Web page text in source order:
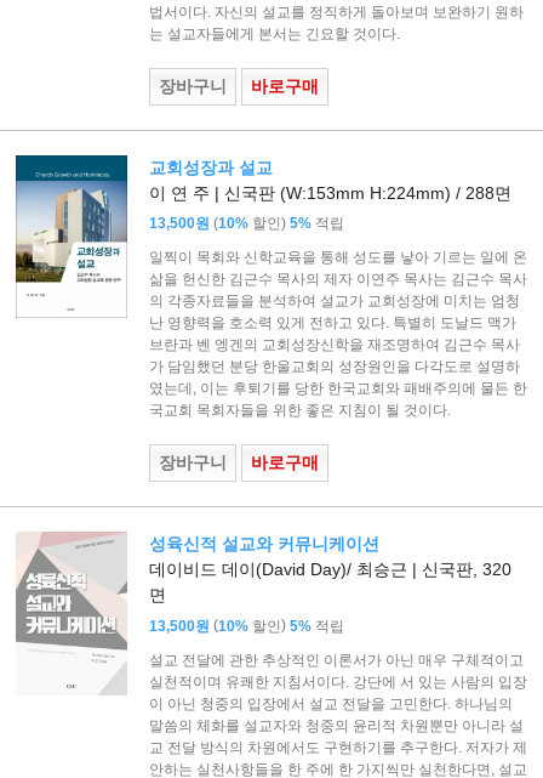
법서이다. 자신의 설교를 정직하게 돌아보며 보완하기 원하
는 설교자들에게 본서는 긴요할 것이다.
장바구니 바로구매
교회성장과 설교
이 연 주 | 신국판 (W:153mm H:224mm) / 288면
13,500원 (10% 할인) 5% 적립
일찍이 목회와 신학교육을 통해 성도를 낳아 기르는 일에 온
삶을 헌신한 김근수 목사의 제자 이연주 목사는 김근수 목사
의 각종자료들을 분석하여 설교가 교회성장에 미치는 엄청
난 영향력을 호소력 있게 전하고 있다. 특별히 도날드 맥가
브란과 벤 엥겐의 교회성장신학을 재조명하여 김근수 목사
가 담임했던 분당 한울교회의 성장원인을 다각도로 설명하
였는데, 이는 후퇴기를 당한 한국교회와 패배주의에 물든 한
국교회 목회자들을 위한 좋은 지침이 될 것이다.
장바구니 바로구매
성육신적 설교와 커뮤니케이션
데이비드 데이(David Day)/ 최승근 | 신국판, 320
면
13,500원 (10% 할인) 5% 적립
설교 전달에 관한 추상적인 이론서가 아닌 매우 구체적이고
실천적이며 유쾌한 지침서이다. 강단에 서 있는 사람의 입장
이 아닌 청중의 입장에서 설교 전달을 고민한다. 하나님의
말씀의 체화를 설교자와 청중의 윤리적 차원뿐만 아니라 설
교 전달 방식의 차원에서도 구현하기를 추구한다. 저자가 제
안하는 실천사항들을 한 주에 한 가지씩만 실천한다면, 설교